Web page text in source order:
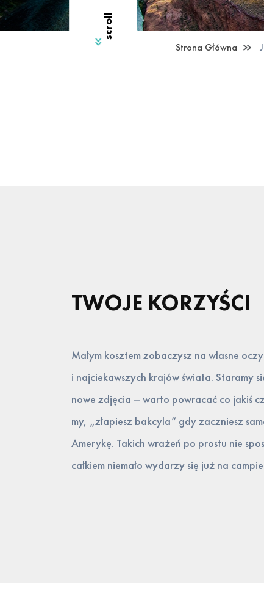
scroll
Strona Główna
TWOJE KORZYŚCI
Małym kosztem zobaczysz na własne
i najciekawszych krajów świata. Staramy
nowe zdjęcia – warto powracać co jakiś
my, „złapiesz bakcyla” gdy zaczniesz
Amerykę. Takich wrażeń po prostu nie
całkiem niemało wydarzy się już na